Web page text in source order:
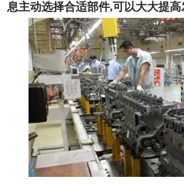
息主动选择合适部件,可以大大提高